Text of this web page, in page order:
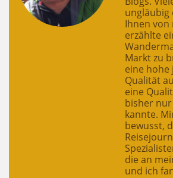
ungläubig
Ihnen von
erzählte
Markt zu
eine
Qualität
eine
bisher
kannte.
bewusst,
die an
und ich